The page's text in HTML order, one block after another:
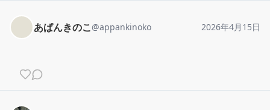
あぱんきのこ@appankinoko 2026年4月15日